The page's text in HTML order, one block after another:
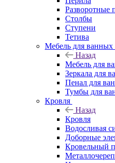
Разворотные
Столбы
Ступени
Тетива
Мебель для ванных
Назад
Мебель для
Зеркала для
Пенал для
Тумбы для
Кровля
Назад
Кровля
Водосливая
Доборные
Кровельный